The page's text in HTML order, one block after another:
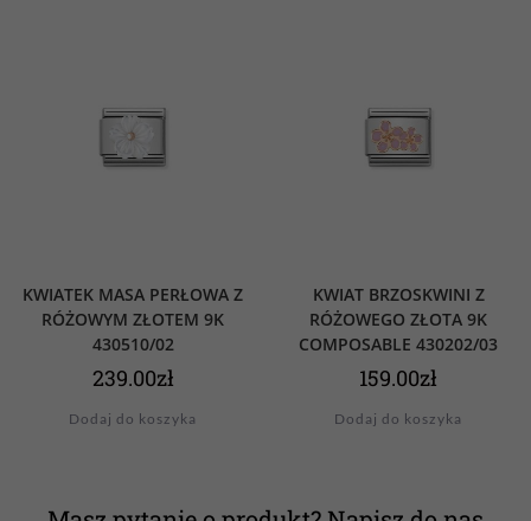
KWIATEK MASA PERŁOWA Z
RÓŻOWYM ZŁOTEM 9K
430510/02
239.00zł
Dodaj do koszyka
KWIAT BRZOSKWINI Z
RÓŻOWEGO ZŁOTA 9K
COMPOSABLE 430202/03
159.00zł
Dodaj do koszyka